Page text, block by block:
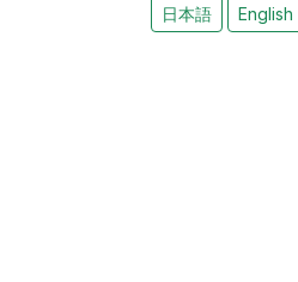
日本語 English